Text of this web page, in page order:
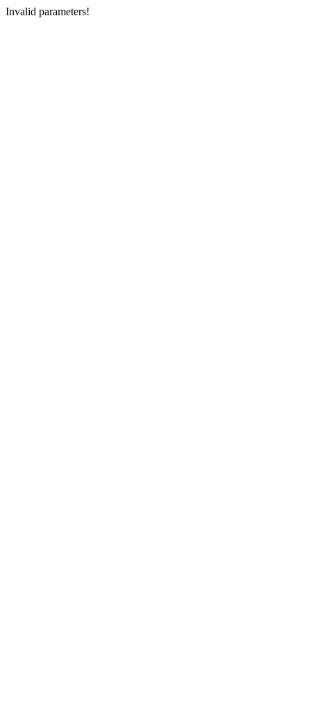
Invalid parameters!